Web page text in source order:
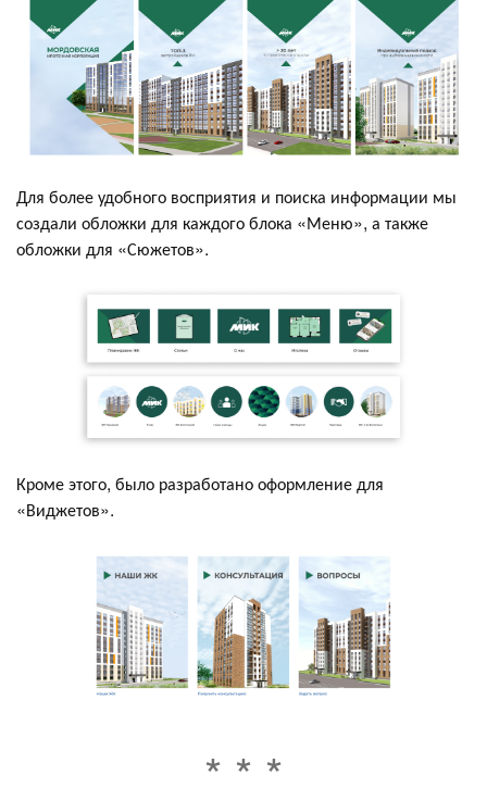
Для более удобного восприятия и поиска информации мы
создали обложки для каждого блока «Меню», а также
обложки для «Сюжетов».
Кроме этого, было разработано оформление для
«Виджетов».